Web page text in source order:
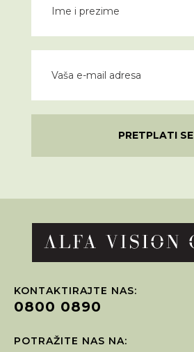
PRETPLATI SE
KONTAKTIRAJTE NAS:
0800 0890
POTRAŽITE NAS NA: